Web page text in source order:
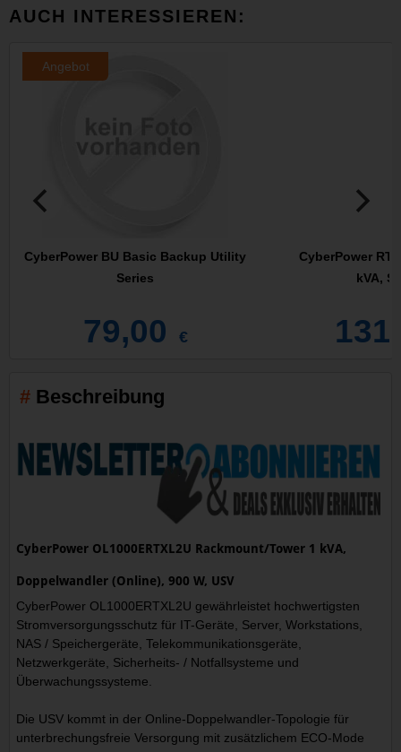
AUCH INTERESSIEREN:
Angebot
CyberPower BU Basic Backup Utility
Series
79,00 €
CyberPower
kVA,
Beschreibung
CyberPower OL1000ERTXL2U Rackmount/Tower 1 kVA,
Doppelwandler (Online), 900 W, USV
CyberPower OL1000ERTXL2U gewährleistet hochwertigsten
Stromversorgungsschutz für IT-Geräte, Server, Workstations,
NAS / Speichergeräte, Telekommunikationsgeräte,
Netzwerkgeräte, Sicherheits- / Notfallsysteme und
Überwachungssysteme.
Die USV kommt in der Online-Doppelwandler-Topologie für
unterbrechungsfreie Versorgung mit zusätzlichem ECO-Mode